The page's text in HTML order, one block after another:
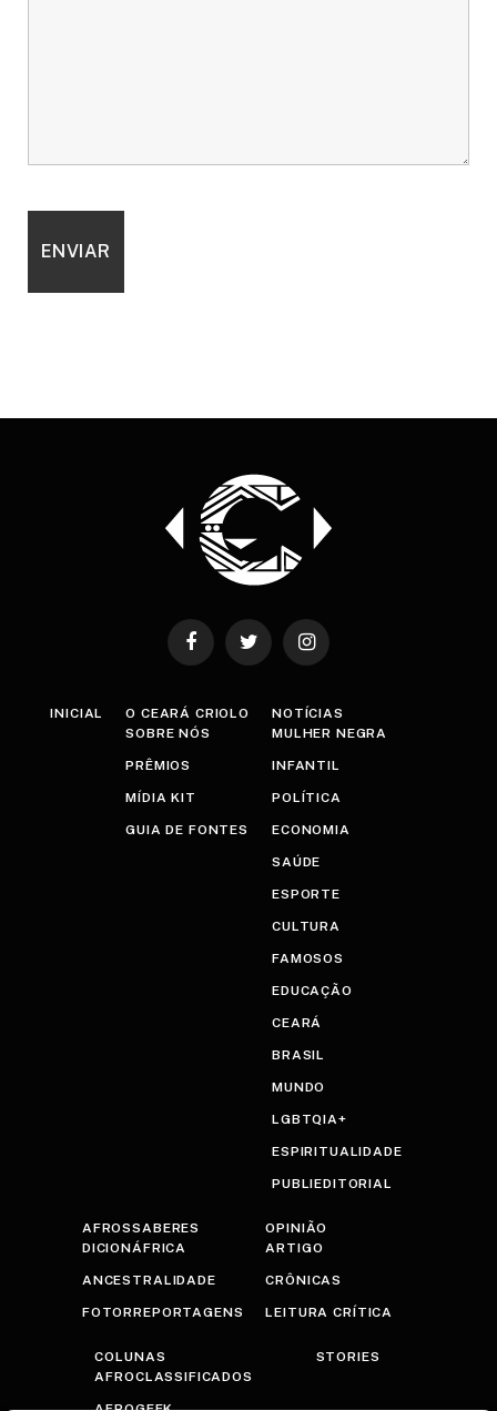
FacebookTwitter Instagram
INICIAL
O CEARÁ CRIOLO
SOBRE NÓS
PRÊMIOS
MÍDIA KIT
GUIA DE FONTES
NOTÍCIAS
MULHER NEGRA
INFANTIL
POLÍTICA
ECONOMIA
SAÚDE
ESPORTE
CULTURA
FAMOSOS
EDUCAÇÃO
CEARÁ
BRASIL
MUNDO
LGBTQIA+
ESPIRITUALIDADE
PUBLIEDITORIAL
AFROSSABERES
DICIONÁFRICA
ANCESTRALIDADE
FOTORREPORTAGENS
OPINIÃO
ARTIGO
CRÔNICAS
LEITURA CRÍTICA
COLUNAS
AFROCLASSIFICADOS
STORIES